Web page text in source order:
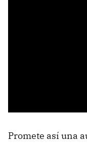
Promete así una